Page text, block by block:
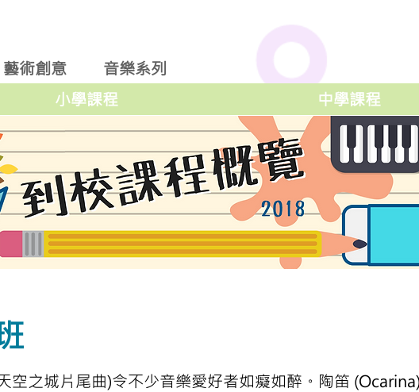
藝術創意
音樂系列
小學課程 中學課程
空之城片尾曲)令不少音樂愛好者如癡如醉。陶笛